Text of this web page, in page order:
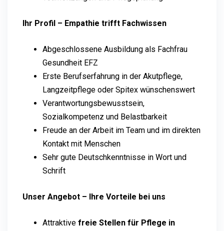
Ihr Profil – Empathie trifft Fachwissen
Abgeschlossene Ausbildung als Fachfrau
Gesundheit EFZ
Erste Berufserfahrung in der Akutpflege,
Langzeitpflege oder Spitex wünschenswert
Verantwortungsbewusstsein,
Sozialkompetenz und Belastbarkeit
Freude an der Arbeit im Team und im direkten
Kontakt mit Menschen
Sehr gute Deutschkenntnisse in Wort und
Schrift
Unser Angebot – Ihre Vorteile bei uns
Attraktive freie Stellen für Pflege in